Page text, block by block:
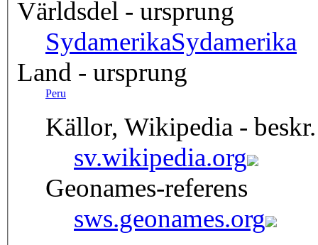
Världsdel - ursprung
SydamerikaSydamerika
Land - ursprung
Peru
Källor, Wikipedia -
sv.wikipedia.org
Geonames-referens
sws.geonames.org